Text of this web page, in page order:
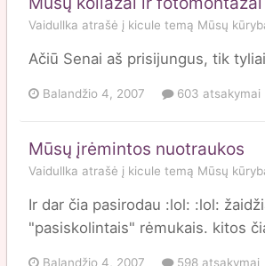
Vaidullka atrašė į kicule temą Mūsų
Ačiū Senai aš prisijungus, tik
Balandžio 4, 2007 603 atsakymai
Mūsų įrėmintos nuotraukos
Vaidullka atrašė į kicule temą Mūsų
Ir dar čia pasirodau :lol: :lol:
"pasiskolintais" rėmukais. kitos
Balandžio 4, 2007 598 atsakymai